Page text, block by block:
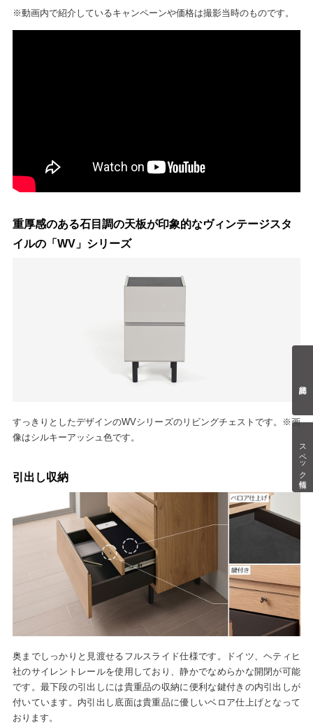
スペック情報
※動画内で紹介しているキャンペーンや価格は撮影当時のものです。
重厚感のある石目調の天板が印象的なヴィンテージスタ
イルの「WV」シリーズ
すっきりとしたデザインのWVシリーズのリビングチェストです。※画
像はシルキーアッシュ色です。
引出し収納
奥までしっかりと見渡せるフルスライド仕様です。ドイツ、ヘティヒ
社のサイレントレールを使用しており、静かでなめらかな開閉が可能
です。最下段の引出しには貴重品の収納に便利な鍵付きの内引出しが
付いています。内引出し底面は貴重品に優しいベロア仕上げとなって
おります。